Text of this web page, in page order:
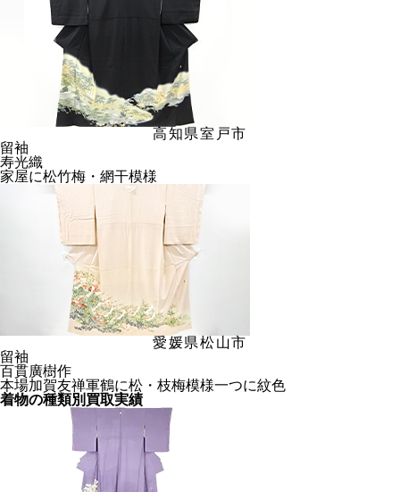
高知県室戸市
留袖
寿光織
家屋に松竹梅・網干模様
愛媛県松山市
留袖
百貫廣樹作
本場加賀友禅軍鶴に松・枝梅模様一つに紋色
着物の種類別買取実績